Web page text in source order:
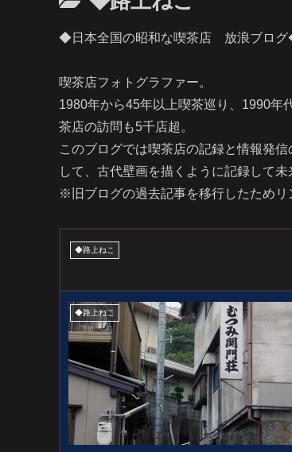
◆日本全国の昭和な喫茶店 放浪ブロ
喫茶店フォトグラファー。
1980年から45年以上喫茶巡り、1990年
茶店の訪問も5千店超。
このブログでは喫茶店の記録と情報発
して、古代壁画を描くように記録して未
※旧ブログの過去記事を移行したためリ
◆路上ねこ
◆路上ねこ